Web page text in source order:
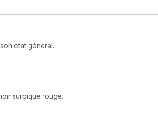
état général.
surpiqué rouge.